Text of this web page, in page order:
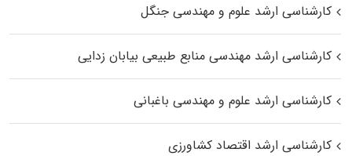
کارشناسی ارشد علوم و مهندسی جنگل
کارشناسی ارشد مهندسی منابع طبیعی بیابان زدایی
کارشناسی ارشد علوم و مهندسی باغبانی
کارشناسی ارشد اقتصاد کشاورزی